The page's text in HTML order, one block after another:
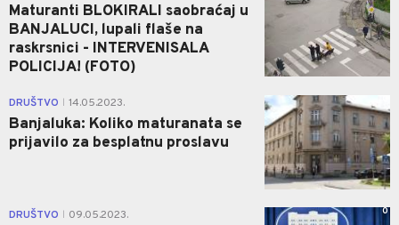
Maturanti BLOKIRALI saobraćaj u
BANJALUCI, lupali flaše na
raskrsnici - INTERVENISALA
POLICIJA! (FOTO)
DRUŠTVO 14.05.2023.
Banjaluka: Koliko maturanata se
prijavilo za besplatnu proslavu
DRUŠTVO 09.05.2023. 0